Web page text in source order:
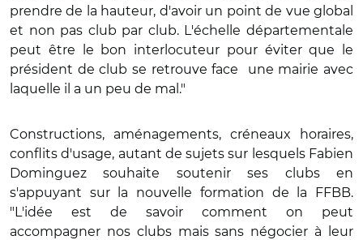
prendre de la hauteur, d'avoir un point de vue global
et non pas club par club. L'échelle départementale
peut être le bon interlocuteur pour éviter que le
président de club se retrouve face
une mairie avec
laquelle il a un peu de mal."
Constructions, aménagements, créneaux horaires,
conflits d'usage, autant de sujets sur lesquels Fabien
Dominguez souhaite soutenir ses clubs en
s'appuyant sur la nouvelle formation de la FFBB.
"L'idée est de savoir comment on peut
accompagner nos clubs mais sans négocier à leur